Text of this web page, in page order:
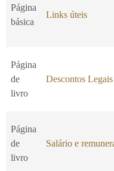
Página
básica
Links úteis
Página
de
livro
Descontos Legais
Página
de
livro
Salário e